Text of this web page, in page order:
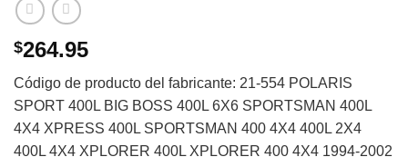
$264.95
Código de producto del fabricante: 21-554 POLARIS
SPORT 400L BIG BOSS 400L 6X6 SPORTSMAN 400L
4X4 XPRESS 400L SPORTSMAN 400 4X4 400L 2X4
400L 4X4 XPLORER 400L XPLORER 400 4X4 1994-2002